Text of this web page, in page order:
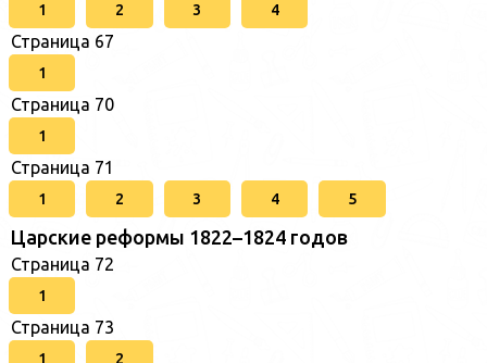
1 2 3 4
Страница 67
1
Страница 70
1
Страница 71
1 2 3 4 5
Царские реформы 1822–1824 годов
Страница 72
1
Страница 73
1 2